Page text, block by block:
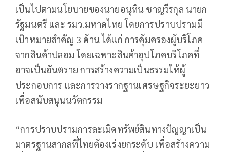
เป็นไปตามนโยบายของนายอนุทิน ชาญวีรกุล นายก
รัฐมนตรี และ รมว.มหาดไทย โดยการปราบปรามมี
เป้าหมายสำคัญ 3 ด้าน ได้แก่ การคุ้มครองผู้บริโภค
จากสินค้าปลอม โดยเฉพาะสินค้าอุปโภคบริโภคที่
อาจเป็นอันตราย การสร้างความเป็นธรรมให้ผู้
ประกอบการ และการวางรากฐานเศรษฐกิจระยะยาว
เพื่อสนับสนุนนวัตกรรม
“การปราบปรามการละเมิดทรัพย์สินทางปัญญาเป็น
มาตรฐานสากลที่ไทยต้องเร่งยกระดับ เพื่อสร้างความ